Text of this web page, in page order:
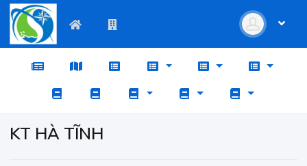
KT HÀ TĨNH